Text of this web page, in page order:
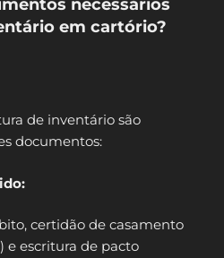
necessários
em cartório?
de inventário são
documentos:
certidão de casamento
e escritura de pacto